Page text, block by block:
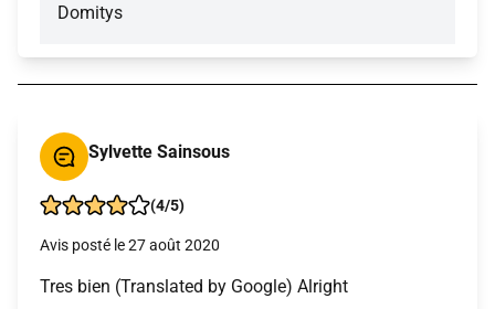
Domitys
Sylvette Sainsous
(4/5)
Avis posté le 27 août 2020
Tres bien (Translated by Google) Alright